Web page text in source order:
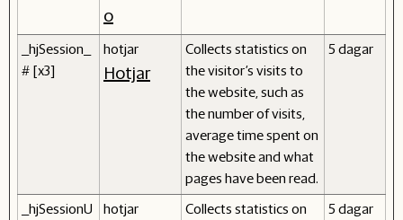
o
_hjSession_
# [x3]
hotjar
Hotjar
Collects statistics on
the visitor's visits to
the website, such as
the number of visits,
average time spent on
the website and what
pages have been read.
5 dagar
_hjSessionU
hotjar
Collects statistics on
5 dagar